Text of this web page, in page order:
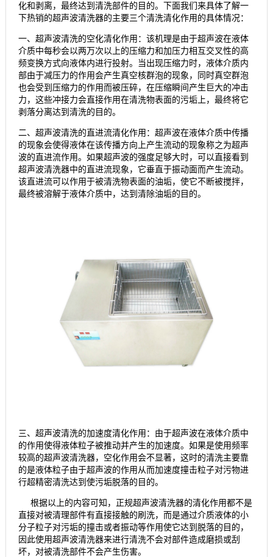
化和剥离，最终达到清洗部件的目的。下面我们来具体了解一
下热销的超声波清洗器的主要三个清洗清化作用的具体情况：
一、超声波清洗的空化清化作用：该机理是由于超声波在液体
介质中每秒会以两万次以上的压缩力和加压力相互交叉性的高
频变换方式向液体内进行投射。当出现压缩力时，液体介质内
部由于减压力的作用会产生真空核群泡的现象，同时真空群泡
也会受到压缩力的作用而被压碎，在压缩瞬间产生巨大的冲击
力，这些冲接力会直接作用在清洗物表面的污垢上，最终将它
剥落分离达到清洗的目的。
二、超声波清洗的直进流清化作用：超声波在液体介质中传播
的现象会使得液体在该传播方向上产生流动的现象称之为超声
波的直进流作用。如果超声波的强度足够大时，可以直接看到
超声波清洗器中的直进流现象，它垂直于振动面而产生流动。
该直进流可以作用于被清洗物表面的油垢，使它不断被搅拌，
最终被溶解于液体介质中，达到清除油垢的目的。
三、超声波清洗的加速度清化作用：由于超声波在液体介质中
的作用使得液体粒子被推动并产生的加速度。如果是使用频率
较高的超声波清洗器，空化作用会不显著，这时的清洗主要靠
的是液体粒子由于超声波的作用从而加速度撞击粒子对污物进
行超精密清洗达到使污垢脱落的目的。
根据以上的内容可知，正规超声波清洗器的清化作用都不是
直接对被清理部件有直接接触的刷洗，而是通过介质液体的小
分子粒子对污垢的撞击或者振动等作用使它达到脱落的目的，
因此使用超声波清洗器来进行清洗不会对部件造成磨损或刮
坏，对被清洗部件不会产生伤害。